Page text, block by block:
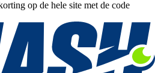
op de hele site met de code